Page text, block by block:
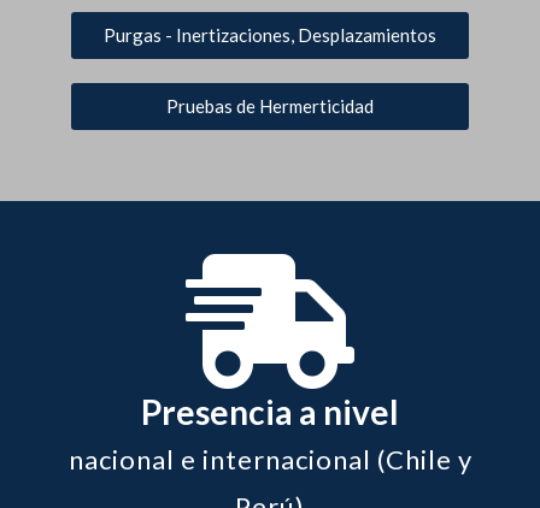
Purgas - Inertizaciones, Desplazamientos
Pruebas de Hermerticidad
Presencia a nivel
nacional e internacional (Chile y